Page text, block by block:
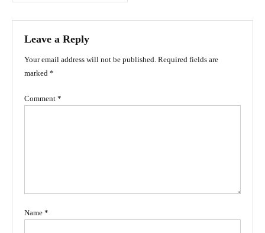
navigation
Leave a Reply
Your email address will not be published. Required fields are
marked *
Comment *
Name *